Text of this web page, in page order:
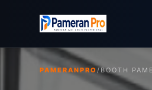
PAMERANPRO/BOOTH